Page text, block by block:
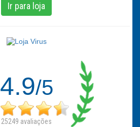
Ir para loja
4.9/5
25249 avaliações